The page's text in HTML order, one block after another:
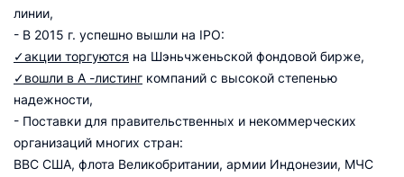
линии,
- В 2015 г. успешно вышли на IPO:
✓акции торгуются на Шэньчженьской фондовой бирже,
✓вошли в А -листинг компаний с высокой степенью
надежности,
- Поставки для правительственных и некоммерческих
организаций многих стран:
ВВС США, флота Великобритании, армии Индонезии, МЧС